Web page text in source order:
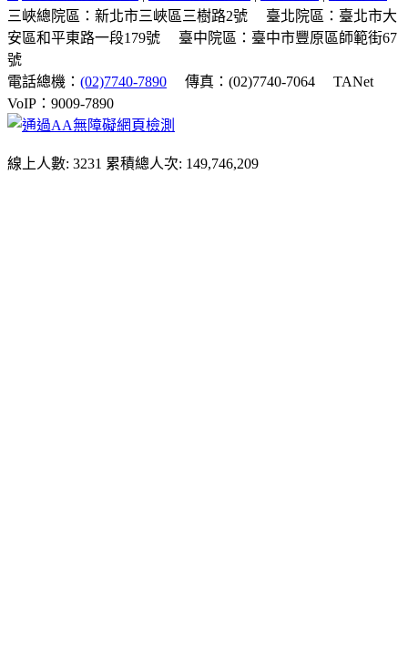
三峽總院區：新北市三峽區三樹路2號
臺北院區：臺北市大
安區和平東路一段179號
臺中院區：臺中市豐原區師範街67
號
電話總機： (02)7740-7890 傳真：(02)7740-7064
TANet
VoIP：9009-7890
線上人數: 3231 累積總人次: 149,746,209